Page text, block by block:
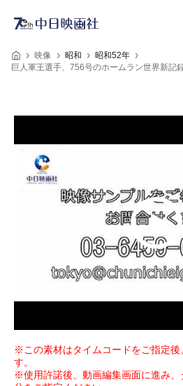
映像 昭和
昭和52年
巨人軍王選手、756号のホームラン世界新記
※この素材はタイムコードをご指定
す。
※使用許諾後、動画編集画面に進み